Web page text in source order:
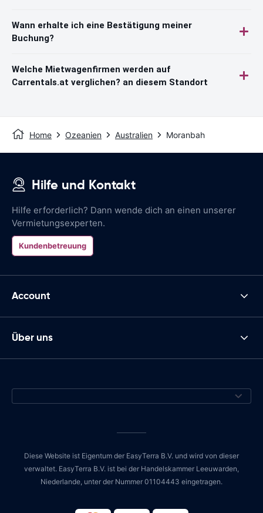
Wann erhalte ich eine Bestätigung meiner
Buchung?
Welche Mietwagenfirmen werden auf
Carrentals.at verglichen? an diesem Standort
Home Ozeanien Australien Moranbah
Hilfe und Kontakt
Hilfe erforderlich? Dann wende dich an einen unserer
Vermietungsexperten.
Kundenbetreuung
Account
Über uns
Diese Website ist Eigentum der EasyTerra B.V. und wird von dieser
verwaltet. EasyTerra B.V. ist bei der Handelskammer Leeuwarden,
Niederlande, unter der Nummer 01104443 eingetragen.